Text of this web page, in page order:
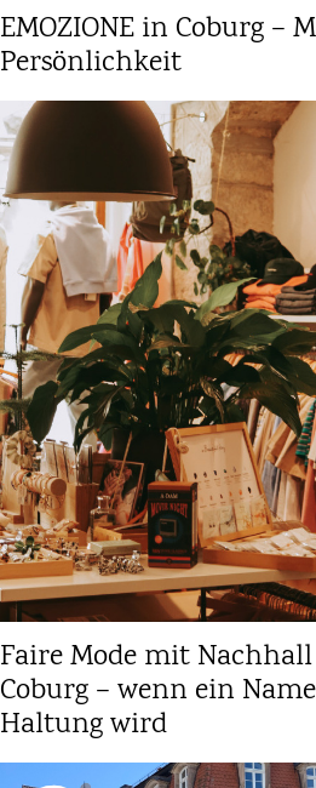
EMOZIONE in Coburg –
Persönlichkeit
Faire Mode mit
Coburg – wenn ein
Haltung wird